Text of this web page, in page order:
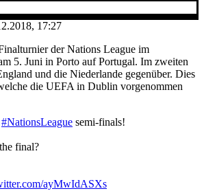
17:27
der Nations League im
5. Juni in Porto auf Portugal. Im zweiten
und die Niederlande gegenüber. Dies
die UEFA in Dublin vorgenommen
#NationsLeague semi-finals!
final?
ayMwIdASXs